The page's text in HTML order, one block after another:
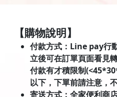
【購物說明】
付款方式：Line pay行
立後可在訂單頁面看見
付款有才積限制
以下，下單前請注意，
寄送方式：全家便利商